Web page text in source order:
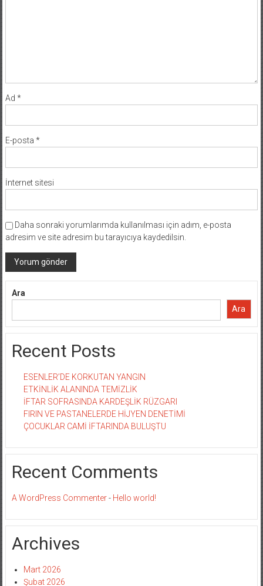
Ad *
E-posta *
İnternet sitesi
Daha sonraki yorumlarımda kullanılması için adım, e-posta
adresim ve site adresim bu tarayıcıya kaydedilsin.
Ara
Ara
Recent Posts
ESENLER’DE KORKUTAN YANGIN
ETKİNLİK ALANINDA TEMİZLİK
İFTAR SOFRASINDA KARDEŞLİK RÜZGARI
FIRIN VE PASTANELERDE HİJYEN DENETİMİ
ÇOCUKLAR CAMİ İFTARINDA BULUŞTU
Recent Comments
A WordPress Commenter- Hello world!
Archives
Mart 2026
Şubat 2026